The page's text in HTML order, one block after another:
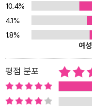
히 연습한다면 그 누구의 심
쉽게 달성할 수 있을 것이다. 나의 제안을 ‘흔쾌히’ 수락하게 만들 수
만 있다면! 우리는 끊임없이
일을 보낸다. 일상에서 친구
거래에서 물건값을 흥정하
매우 중요한 자리를 준비해
이 모두 즐겁고 편안하게 끝
는가 하면, 상대방이 의외로
10.4%
4.1%
1.8%
여성
평점 분포